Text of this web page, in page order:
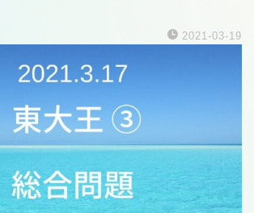
2021-03-19